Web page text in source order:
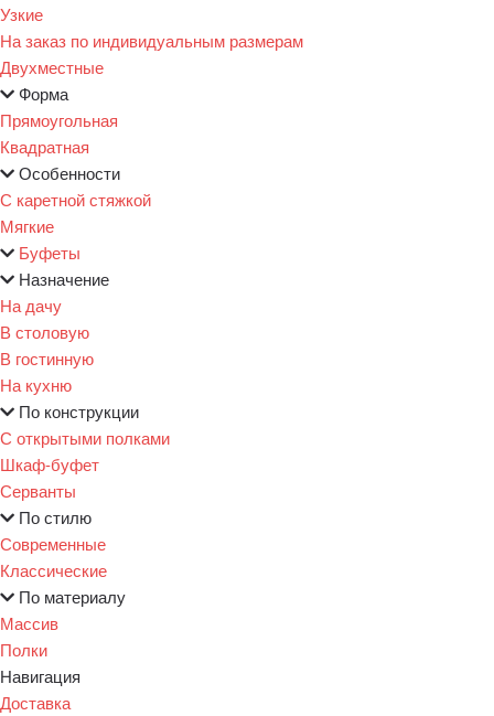
Узкие
На заказ по индивидуальным размерам
Двухместные
Форма
Прямоугольная
Квадратная
Особенности
С каретной стяжкой
Мягкие
Буфеты
Назначение
На дачу
В столовую
В гостинную
На кухню
По конструкции
С открытыми полками
Шкаф-буфет
Серванты
По стилю
Современные
Классические
По материалу
Массив
Полки
Навигация
Доставка